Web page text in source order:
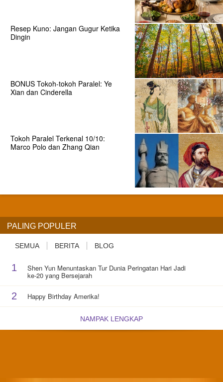
Resep Kuno: Jangan Gugur Ketika
Dingin
BONUS Tokoh-tokoh Paralel: Ye
Xian dan Cinderella
Tokoh Paralel Terkenal 10/10:
Marco Polo dan Zhang Qian
PALING POPULER
SEMUA BERITA BLOG
1 Shen Yun Menuntaskan Tur Dunia Peringatan Hari Jadi
ke-20 yang Bersejarah
2 Happy Birthday Amerika!
NAMPAK LENGKAP